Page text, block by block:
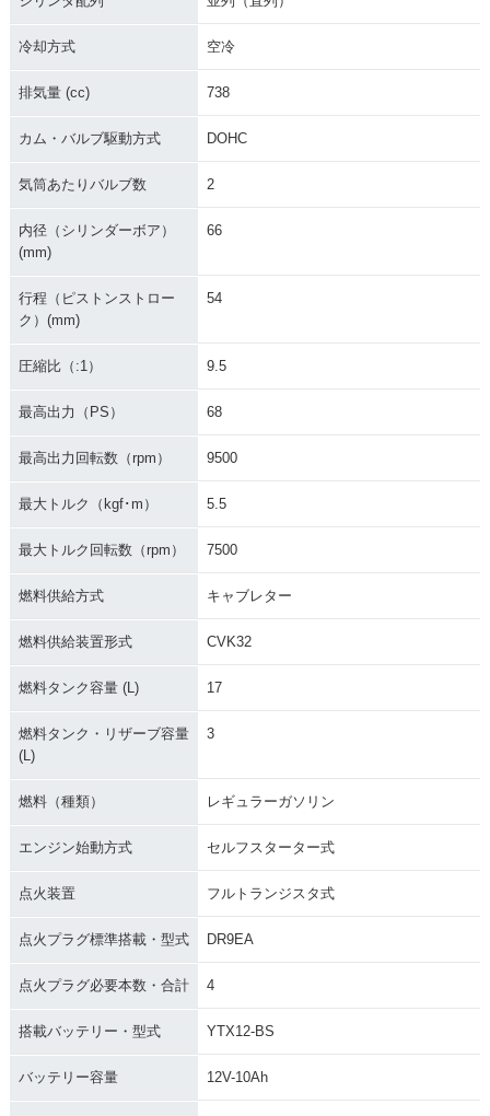
冷却方式 空冷
排気量 (cc) 738
カム・バルブ駆動方式 DOHC
気筒あたりバルブ数 2
内径（シリンダーボア）
(mm)
66
行程（ピストンストロー
ク）(mm)
54
圧縮比（:1） 9.5
最高出力（PS） 68
最高出力回転数（rpm） 9500
最大トルク（kgf･m） 5.5
最大トルク回転数（rpm） 7500
燃料供給方式 キャブレター
燃料供給装置形式 CVK32
燃料タンク容量 (L) 17
燃料タンク・リザーブ容量
(L)
3
燃料（種類） レギュラーガソリン
エンジン始動方式 セルフスターター式
点火装置 フルトランジスタ式
点火プラグ標準搭載・型式 DR9EA
点火プラグ必要本数・合計 4
搭載バッテリー・型式 YTX12-BS
バッテリー容量 12V-10Ah